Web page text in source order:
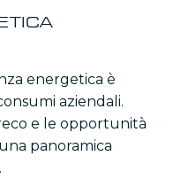
energetica è
aziendali.
e le opportunità
panoramica